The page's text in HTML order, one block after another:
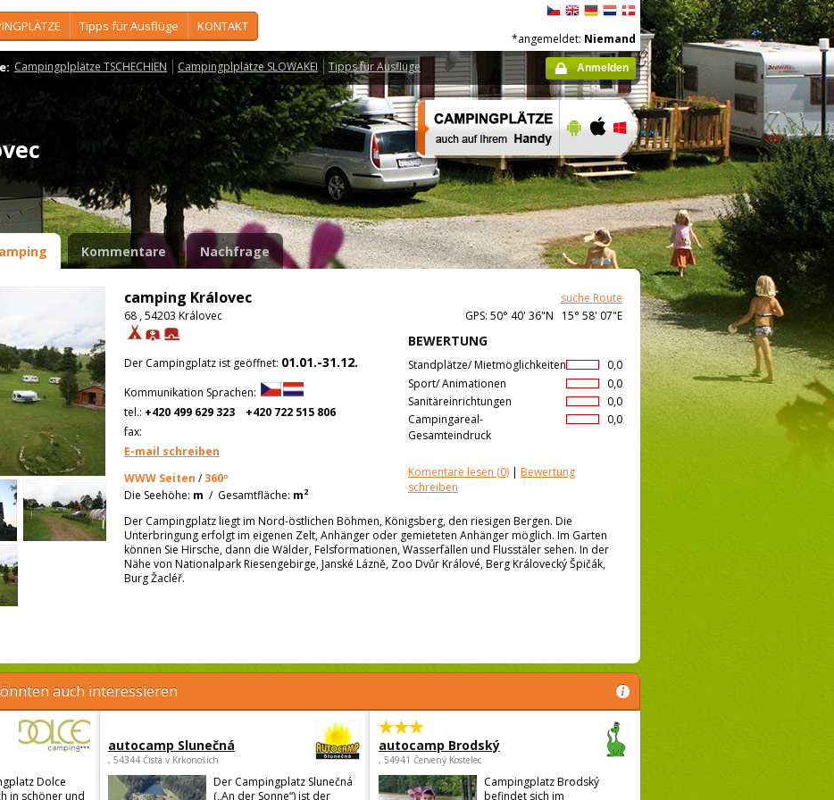
Tipps für Ausflüge KONTAKT
Campingplplätze TSCHECHIEN Campingplplätze SLOWAKEI Tipps für Ausflüge
*angemeldet: Niemand
Anmelden
Kommentare Nachfrage
camping Královec
suche Route
68 , 54203 Královec
GPS: 50° 40' 36"N 15° 58' 07"E
BEWERTUNG
0,0
Standplätze/ Mietmöglichkeiten
0,0
Sport/ Animationen
0,0
Sanitäreinrichtungen
0,0
Campingareal-
Gesamteindruck
Komentare lesen (0) | Bewertung
schreiben
Der Campingplatz ist geöffnet: 01.01.-31.12.
Kommunikation Sprachen:
tel.: +420 499 629 323
+420 722 515 806
fax:
E-mail schreiben
WWW Seiten /360º
Die Seehöhe: m / Gesamtfläche: m2
Der Campingplatz liegt im Nord-östlichen Böhmen, Königsberg, den riesigen Bergen. Die
Unterbringung erfolgt im eigenen Zelt, Anhänger oder gemieteten Anhänger möglich. Im Garten
können Sie Hirsche, dann die Wälder, Felsformationen, Wasserfällen und Flusstäler sehen. In der
Nähe von Nationalpark Riesengebirge, Janské Lázně, Zoo Dvůr Králové, Berg Královecký Špičák,
Burg Žacléř.
auch interessieren
Dolce
in schöner und
autocamp Slunečná
, 54344 Čistá v Krkonoších
Der Campingplatz Slunečná
(„An der Sonne“) ist der
autocamp Brodský
, 54941 Červený Kostelec
Campingplatz Brodský
befindet sich im